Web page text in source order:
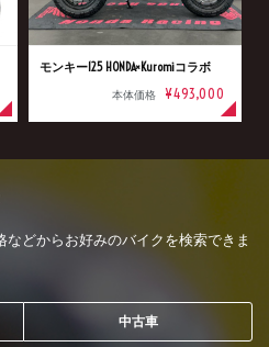
モンキー125 HONDA×Kuromiコラボ
本体価格 ¥493,000
どからお好みのバイクを検索できま
中古車